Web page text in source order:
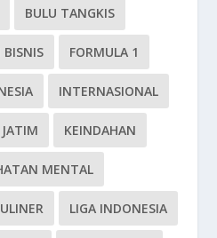
BULU TANGKIS
FORMULA 1
INTERNASIONAL
JATIM KEINDAHAN
MENTAL
LIGA INDONESIA